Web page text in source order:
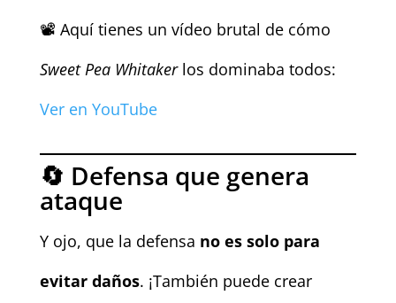
📽️ Aquí tienes un vídeo brutal de cómo
Sweet Pea Whitakerlos dominaba todos:
Ver en YouTube
🔄 Defensa que genera
ataque
Y ojo, que la defensa no es solo para
evitar daños. ¡También puede crear